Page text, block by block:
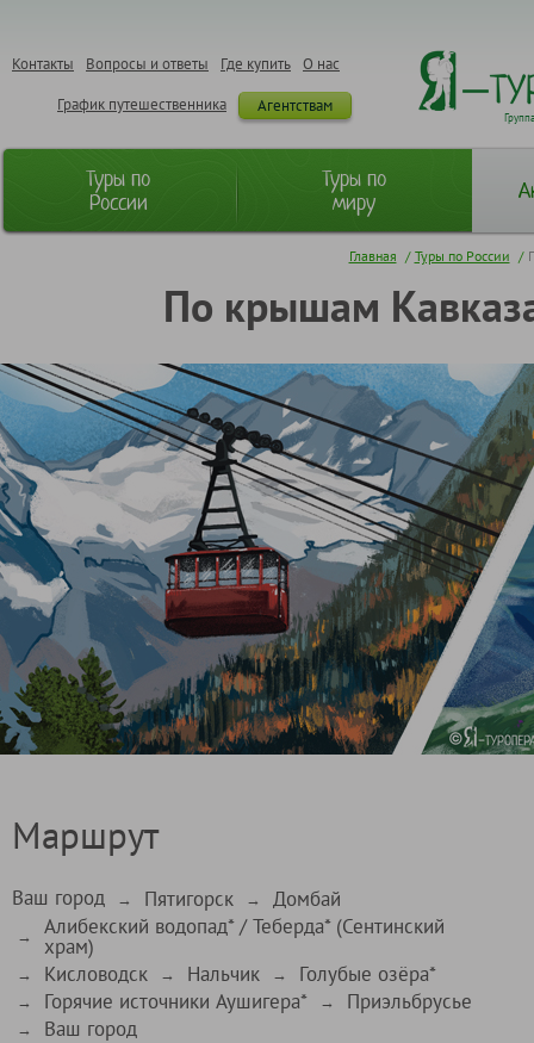
О нас
Где купить
Вопросы и ответы
Контакты
Агентствам
График путешественника
Туры по
России
Туры по
миру
Главная / Туры по России /
По крышам
Маршрут
Ваш город → Пятигорск → Домбай
→ Алибекский водопад* / Теберда* (Сентинский
храм)
→ Кисловодск → Нальчик → Голубые озёра*
→ Горячие источники Аушигера* → Приэльбрусье
→ Ваш город